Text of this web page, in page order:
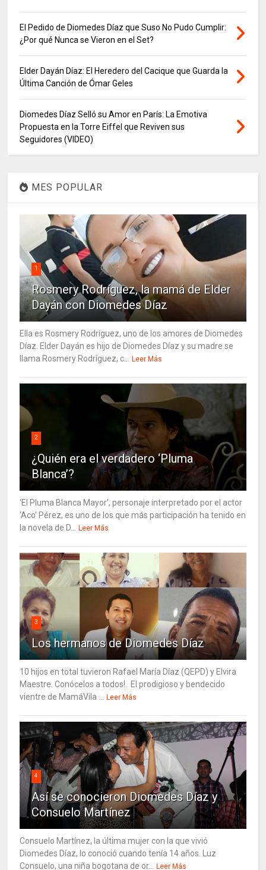
El Pedido de Diomedes Díaz que Suso No Pudo Cumplir:
¿Por qué Nunca se Vieron en el Set?
Elder Dayán Díaz: El Heredero del Cacique que Guarda la
Última Canción de Ómar Geles
Diomedes Díaz Selló su Amor en París: La Emotiva
Propuesta en la Torre Eiffel que Reviven sus
Seguidores (VIDEO)
MES POPULAR
1
Rosmery Rodríguez, la mamá de Elder
Dayán con Diomedes Díaz
Ella es Rosmery Rodríguez, uno de los amores de Diomedes
Díaz. Elder Dayán es hijo de Diomedes Díaz y su madre se
llama Rosmery Rodríguez, c...
Leer Más
2
¿Quién era el verdadero ‘Pluma
Blanca’?
‘El Pluma Blanca Mayor’, personaje interpretado por el actor
‘Aco’ Pérez, es uno de los que más participación ha tenido en
la novela de D...
Leer Más
3
Los hermanos de Diomedes Díaz
10 hijos en total tuvieron Rafael María Díaz (QEPD) y Elvira
Maestre. Conócelos a todos!. El prodigioso y bendecido
vientre de MamáVila ...
Leer Más
4
Así se conocieron Diomedes Díaz y
Consuelo Martínez
Consuelo Martínez, la última mujer con la que vivió
Diomedes Díaz, lo conoció cuando tenía 14 años. Luz
Consuelo, una niña bogotana de or...
Leer Más